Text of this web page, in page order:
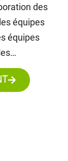
des
équipes
équipes